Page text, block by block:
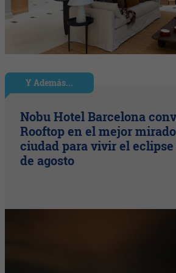
Y Además...
Nobu Hotel Barcelona
Rooftop en el mejor
ciudad para vivir el eclipse
de agosto